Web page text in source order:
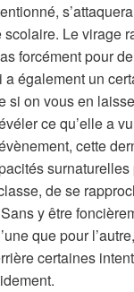
scolaire. Le virage
forcément pour
également un
si on vous en
ce qu’elle a
cette
de se
y être
que pour
certaines